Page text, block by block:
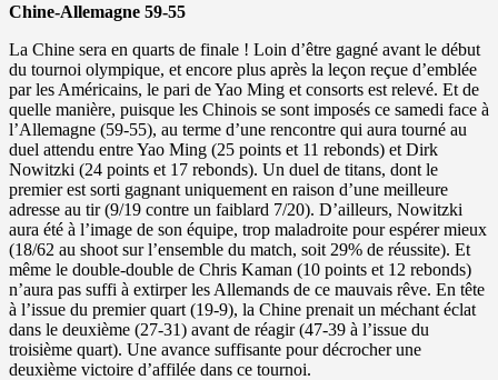
Chine-Allemagne 59-55
La Chine sera en quarts de finale ! Loin d’être gagné avant le début
du tournoi olympique, et encore plus après la leçon reçue d’emblée
par les Américains, le pari de Yao Ming et consorts est relevé. Et de
quelle manière, puisque les Chinois se sont imposés ce samedi face à
l’Allemagne (59-55), au terme d’une rencontre qui aura tourné au
duel attendu entre Yao Ming (25 points et 11 rebonds) et Dirk
Nowitzki (24 points et 17 rebonds). Un duel de titans, dont le
premier est sorti gagnant uniquement en raison d’une meilleure
adresse au tir (9/19 contre un faiblard 7/20). D’ailleurs, Nowitzki
aura été à l’image de son équipe, trop maladroite pour espérer mieux
(18/62 au shoot sur l’ensemble du match, soit 29% de réussite). Et
même le double-double de Chris Kaman (10 points et 12 rebonds)
n’aura pas suffi à extirper les Allemands de ce mauvais rêve. En tête
à l’issue du premier quart (19-9), la Chine prenait un méchant éclat
dans le deuxième (27-31) avant de réagir (47-39 à l’issue du
troisième quart). Une avance suffisante pour décrocher une
deuxième victoire d’affilée dans ce tournoi.